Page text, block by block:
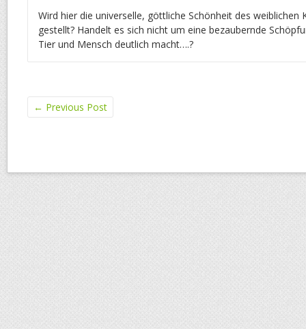
Wird hier die universelle, göttliche Schönheit des weiblichen
gestellt? Handelt es sich nicht um eine bezaubernde
Tier und Mensch deutlich macht….?
← Previous Post